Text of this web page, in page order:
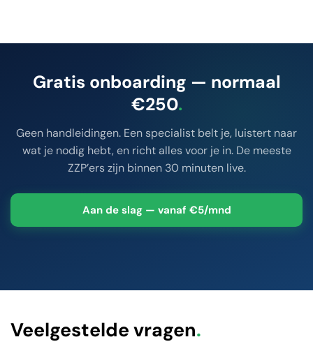
Gratis onboarding — normaal
€250.
Geen handleidingen. Een specialist belt je, luistert naar
wat je nodig hebt, en richt alles voor je in. De meeste
ZZP’ers zijn binnen 30 minuten live.
Aan de slag — vanaf €5/mnd
Veelgestelde vragen.